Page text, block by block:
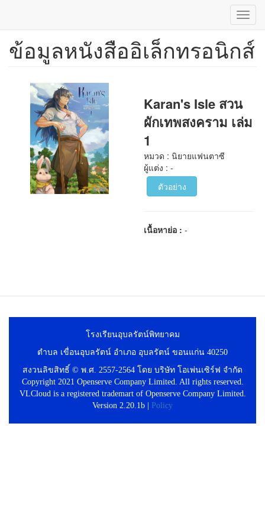
ข้าม
ข้อมูลหนังสืออิเล็กทรอนิกส์
Karan's Isle สวน
ผักเทพสงคราม เล่ม
1
หมวด : นิยายแฟนตาซี
ผู้แต่ง : -
ตัวอย่าง
เนื้อหาย่อ :-
โรงเรียนอุบลรัตน์พิทยาคม
ตำบล เขื่อนอุบลรัตน์ อำเภอ อุบลรัตน์ ขอนแก่น 40250
สงวนลิขสิทธิ์ © พ.ศ. 2557-2564 โดย บริษัท โอเพ่นเซิร์ฟ จำกัด
Copyright 2021 Openserve Company Limited. All rights reserved.
VLCloud is a registered trademart of Openserve Company Limited.
Version 2.20.1b |
Policy